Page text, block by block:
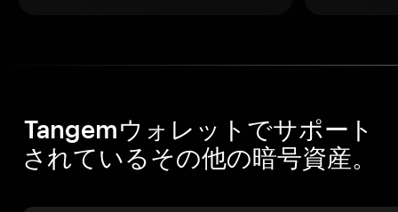
Tangemウォレットでサポート
されているその他の暗号資産。